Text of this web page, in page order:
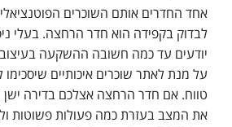
אחד החדרים אותם השוכרים
לבדוק בקפידה הוא חדר הרחצה. בעלי
יודעים עד כמה חשובה ההשקעה
על מנת לאתר שוכרים איכותיים
טווח. אם חדר הרחצה אצלכם בדירה ישן
את המצב בעזרת כמה פעולות פשוטות